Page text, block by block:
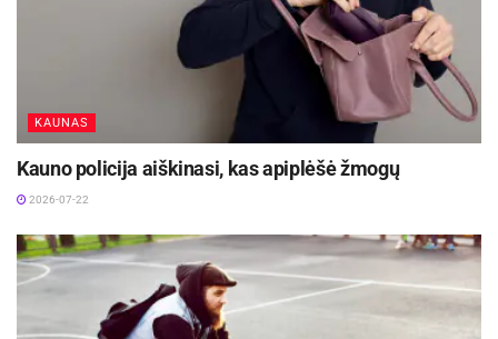
KAUNAS
Kauno policija aiškinasi, kas apiplėšė žmogų
2026-07-22